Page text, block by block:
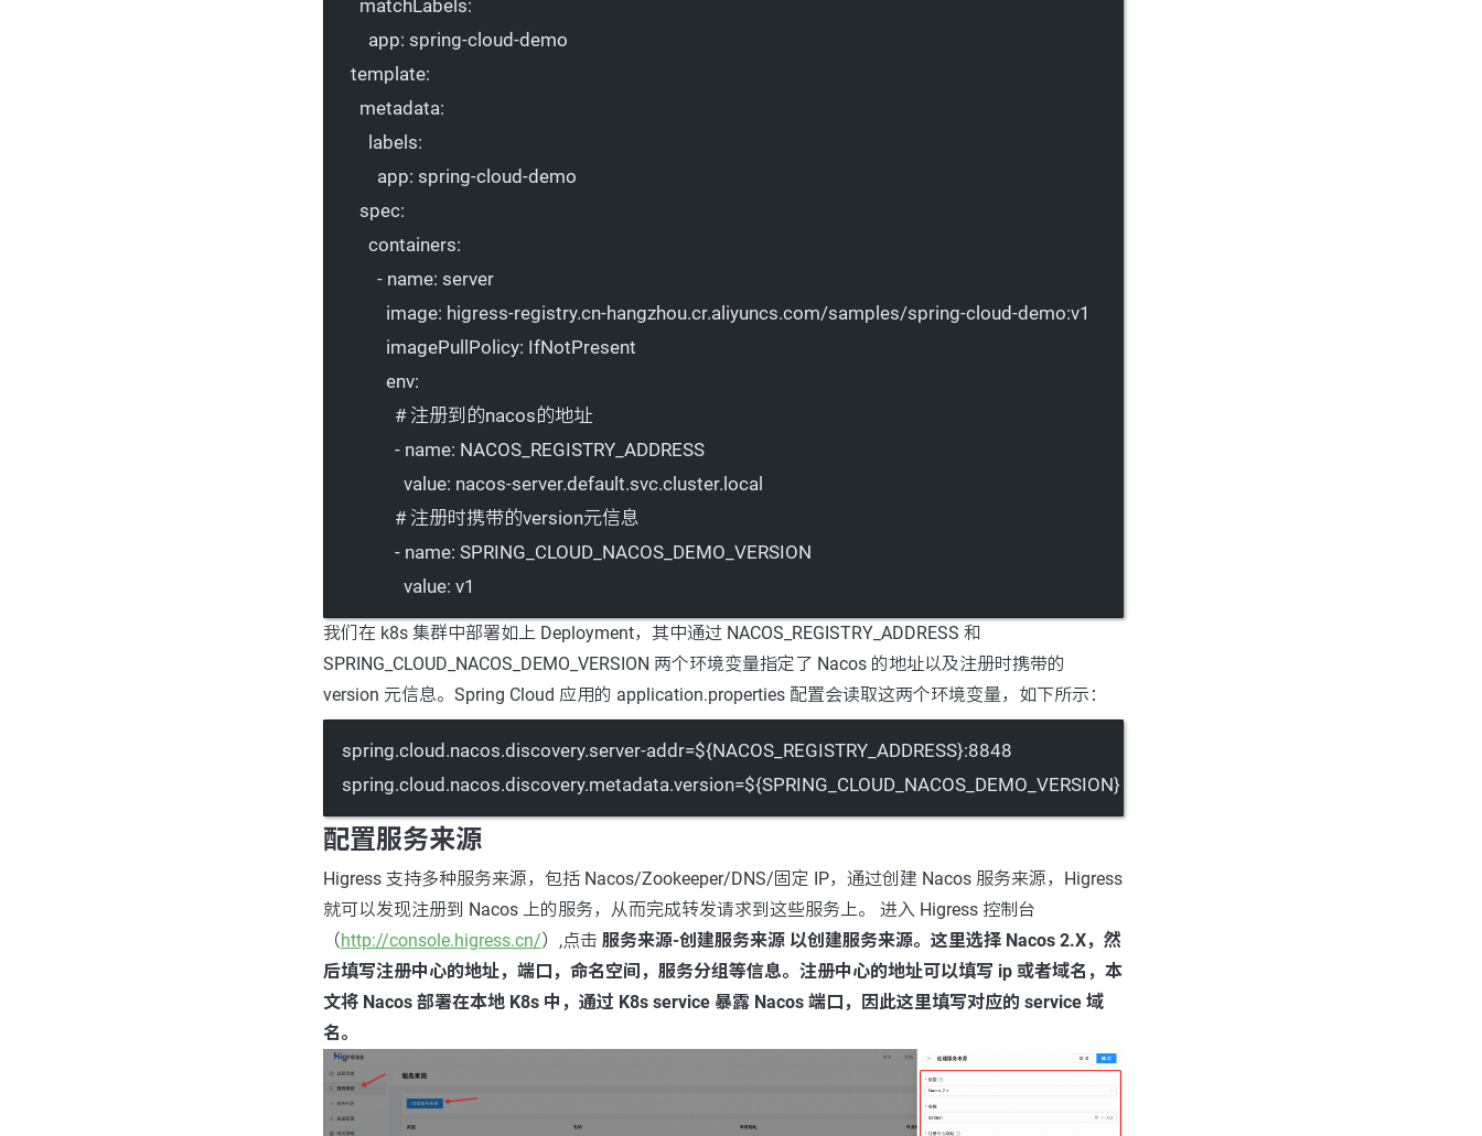
matchLabels:
app: spring-cloud-demo
template:
metadata:
labels:
app: spring-cloud-demo
spec:
containers:
- name: server
image: higress-registry.cn-hangzhou.cr.aliyuncs.com/samples/spring-cloud-demo:v1
imagePullPolicy: IfNotPresent
env:
# 注册到的nacos的地址
- name: NACOS_REGISTRY_ADDRESS
value: nacos-server.default.svc.cluster.local
# 注册时携带的version元信息
- name: SPRING_CLOUD_NACOS_DEMO_VERSION
value: v1
我们在 k8s 集群中部署如上 Deployment，其中通过 NACOS_REGISTRY_ADDRESS 和
SPRING_CLOUD_NACOS_DEMO_VERSION 两个环境变量指定了 Nacos 的地址以及注册时携带的
version 元信息。Spring Cloud 应用的 application.properties 配置会读取这两个环境变量，如下所示：
spring.cloud.nacos.discovery.server-addr=${NACOS_REGISTRY_ADDRESS}:8848
spring.cloud.nacos.discovery.metadata.version=${SPRING_CLOUD_NACOS_DEMO_VERSION}
配置服务来源
Higress 支持多种服务来源，包括 Nacos/Zookeeper/DNS/固定 IP，通过创建 Nacos 服务来源，Higress
就可以发现注册到 Nacos 上的服务，从而完成转发请求到这些服务上。 进入 Higress 控制台
（http://console.higress.cn/）,点击 服务来源-创建服务来源 以创建服务来源。这里选择 Nacos 2.X，然
后填写注册中心的地址，端口，命名空间，服务分组等信息。注册中心的地址可以填写 ip 或者域名，本
文将 Nacos 部署在本地 K8s 中，通过 K8s service 暴露 Nacos 端口，因此这里填写对应的 service 域
名。